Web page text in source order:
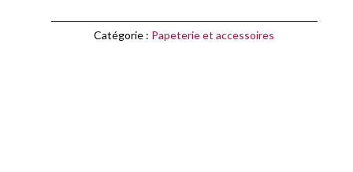
Catégorie : Papeterie et accessoires